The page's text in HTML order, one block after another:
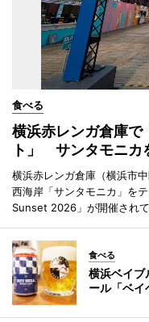
食べる
横浜赤レンガ倉庫で
ト」 サンタモニカ
横浜赤レンガ倉庫（横浜市
西海岸「サンタモニカ」を
Sunset 2026」が開催されて
食べる
横浜ベイ
ール「ベイ